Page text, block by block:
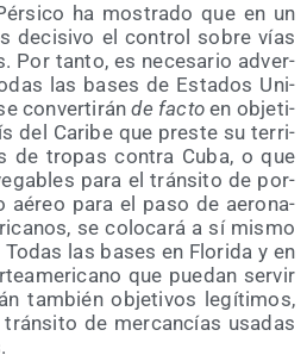
ha mos­tra­do que en un
deci­si­vo el con­trol sobre vías
Por tan­to, es nece­sa­rio adver­
las bases de Esta­dos Uni­
con­ver­ti­ránde fac­to en obje­ti­
del Cari­be que pres­te su terri­
de tro­pas con­tra Cuba, o que
para el trán­si­to de por­
aéreo para el paso de aero­na­
se colo­ca­rá a sí mis­mo
las bases en Flo­ri­da y en
que pue­dan ser­vir
tam­bién obje­ti­vos legí­ti­mos,
de mer­can­cías usa­das